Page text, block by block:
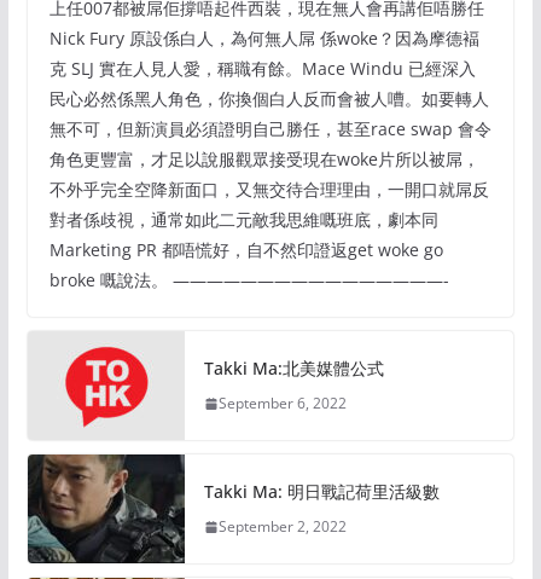
上任007都被屌佢撐唔起件西裝，現在無人會再講佢唔勝任
Nick Fury 原設係白人，為何無人屌 係woke？因為摩德褔
克 SLJ 實在人見人愛，稱職有餘。Mace Windu 已經深入
民心必然係黑人角色，你換個白人反而會被人嘈。如要轉人
無不可，但新演員必須證明自己勝任，甚至race swap 會令
角色更豐富，才足以說服觀眾接受現在woke片所以被屌，
不外乎完全空降新面口，又無交待合理理由，一開口就屌反
對者係歧視，通常如此二元敵我思維嘅班底，劇本同
Marketing PR 都唔慌好，自不然印證返get woke go
broke 嘅說法。 ————————————————-
Takki Ma:北美媒體公式
September 6, 2022
Takki Ma: 明日戰記荷里活級數
September 2, 2022